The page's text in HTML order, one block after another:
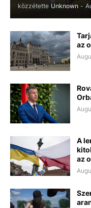
közzétette Unknown -
az
A
az